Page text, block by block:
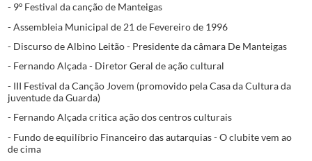
- 9º Festival da canção de Manteigas
- Assembleia Municipal de 21 de Fevereiro de 1996
- Discurso de Albino Leitão - Presidente da câmara De Manteigas
- Fernando Alçada - Diretor Geral de ação cultural
- III Festival da Canção Jovem (promovido pela Casa da Cultura da
juventude da Guarda)
- Fernando Alçada critica ação dos centros culturais
- Fundo de equilíbrio Financeiro das autarquias - O clubite vem ao
de cima